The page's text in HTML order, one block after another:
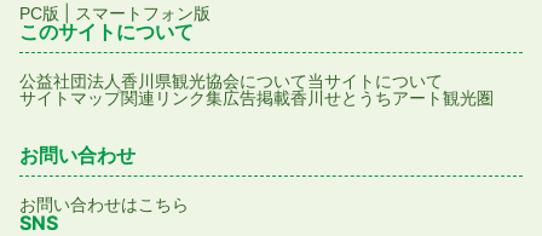
PC版 スマートフォン版
このサイトについて
公益社団法人香川県観光協会について当サイトについて
サイトマップ関連リンク集広告掲載香川せとうちアート観光圏
お問い合わせ
お問い合わせはこちら
SNS